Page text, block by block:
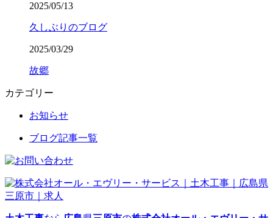
2025/05/13
久しぶりのブログ
2025/03/29
故郷
カテゴリー
お知らせ
ブログ記事一覧